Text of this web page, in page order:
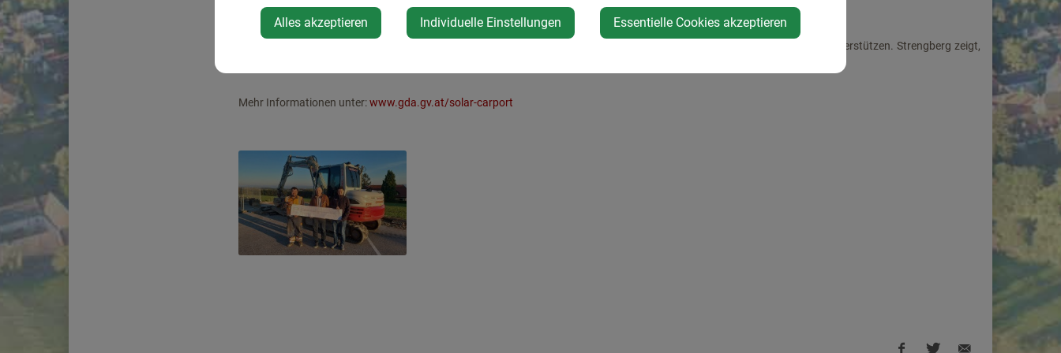
umgesetzt. Die Fertigstellung ist für Ende 2024 geplant.
Das Projekt soll als Vorbild für ähnliche Initiativen in der Klima- und Energie Modellregion dienen und die Energiewende unterstützen. Strengberg zeigt,
Mehr Informationen unter:www.gda.gv.at/solar-carport
Alles akzeptieren Individuelle Einstellungen Essentielle Cookies akzeptieren